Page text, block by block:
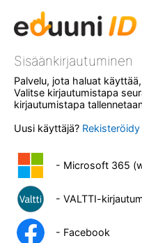
Sisäänkirjautuminen
Palvelu, jota haluat
Valitse kirjautumistapa
kirjautumistapa
Uusi käyttäjä?
- Microsoft 365
- VALTTI-
- Facebook